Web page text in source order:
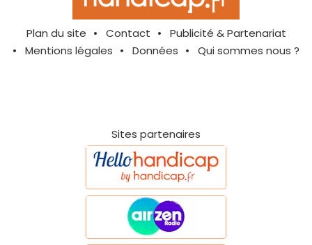
Plan du site Contact
Publicité & Partenariat
Mentions légales
Données Qui sommes nous ?
Sites partenaires